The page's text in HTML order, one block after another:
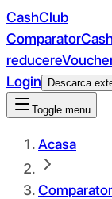
CashClub
Comparator
reducere
Login
Descarca
Toggle menu
Acasa